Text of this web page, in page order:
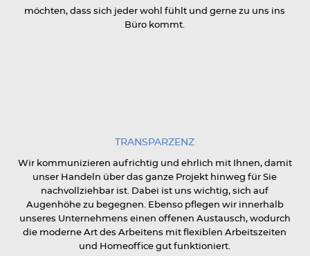
möchten, dass sich jeder wohl fühlt und gerne zu uns ins
Büro kommt.
TRANSPARZENZ
Wir kommunizieren aufrichtig und ehrlich mit Ihnen, damit
unser Handeln über das ganze Projekt hinweg für Sie
nachvollziehbar ist. Dabei ist uns wichtig, sich auf
Augenhöhe zu begegnen. Ebenso pflegen wir innerhalb
unseres Unternehmens einen offenen Austausch, wodurch
die moderne Art des Arbeitens mit flexiblen Arbeitszeiten
und Homeoffice gut funktioniert.